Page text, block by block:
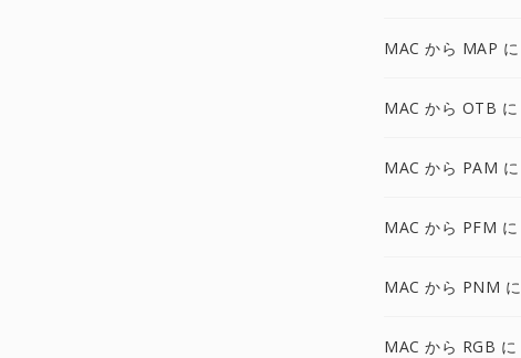
MAC から MAP に
MAC から OTB に
MAC から PAM に
MAC から PFM に
MAC から PNM に
MAC から RGB に